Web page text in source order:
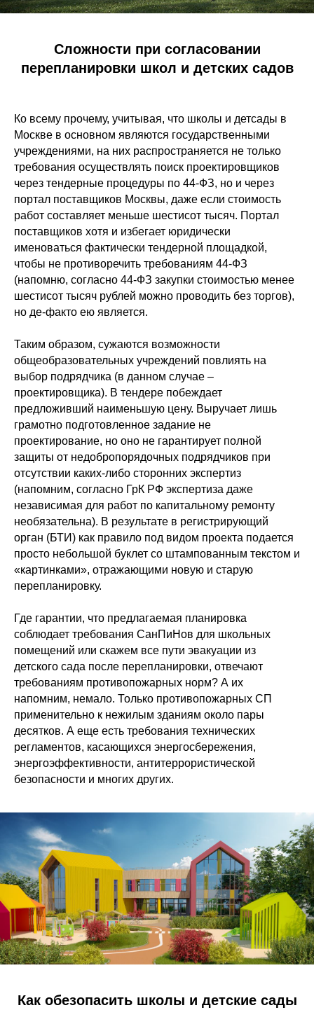
Сложности при согласовании
перепланировки школ и детских садов
Ко всему прочему, учитывая, что школы и детсады в
Москве в основном являются государственными
учреждениями, на них распространяется не только
требования осуществлять поиск проектировщиков
через тендерные процедуры по 44-ФЗ, но и через
портал поставщиков Москвы, даже если стоимость
работ составляет меньше шестисот тысяч. Портал
поставщиков хотя и избегает юридически
именоваться фактически тендерной площадкой,
чтобы не противоречить требованиям 44-ФЗ
(напомню, согласно 44-ФЗ закупки стоимостью менее
шестисот тысяч рублей можно проводить без торгов),
но де-факто ею является.
Таким образом, сужаются возможности
общеобразовательных учреждений повлиять на
выбор подрядчика (в данном случае –
проектировщика). В тендере побеждает
предложивший наименьшую цену. Выручает лишь
грамотно подготовленное задание не
проектирование, но оно не гарантирует полной
защиты от недобропорядочных подрядчиков при
отсутствии каких-либо сторонних экспертиз
(напомним, согласно ГрК РФ экспертиза даже
независимая для работ по капитальному ремонту
необязательна). В результате в регистрирующий
орган (БТИ) как правило под видом проекта подается
просто небольшой буклет со штампованным текстом и
«картинками», отражающими новую и старую
перепланировку.
Где гарантии, что предлагаемая планировка
соблюдает требования СанПиНов для школьных
помещений или скажем все пути эвакуации из
детского сада после перепланировки, отвечают
требованиям противопожарных норм? А их
напомним, немало. Только противопожарных СП
применительно к нежилым зданиям около пары
десятков. А еще есть требования технических
регламентов, касающихся энергосбережения,
энергоэффективности, антитеррористической
безопасности и многих других.
Как обезопасить школы и детские сады